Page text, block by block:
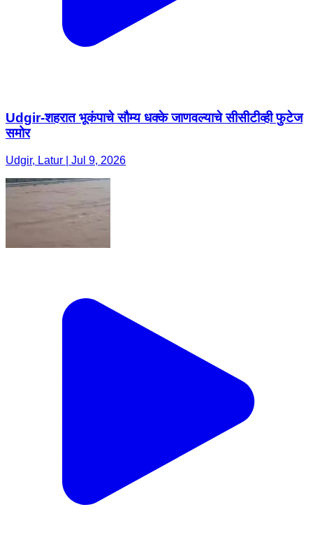
Udgir-शहरात भूकंपाचे सौम्य धक्के जाणवल्याचे सीसीटीव्ही फुटेज
समोर
Udgir, Latur | Jul 9, 2026